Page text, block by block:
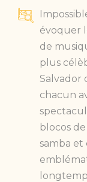
évoquer
de
plus
Salvador
chacun
blocos
samba et